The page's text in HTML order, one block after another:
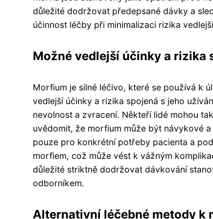
důležité dodržovat předepsané dávky a
účinnost léčby při minimalizaci rizika
Možné vedlejší účinky a rizika
Morfium je silné léčivo, které se používá k
vedlejší účinky a rizika spojená s jeho
nevolnost a zvracení. Někteří lidé mohou
uvědomit, že morfium může být návykové
pouze pro konkrétní potřeby pacienta a
morfiem, což může vést k vážným
důležité striktně dodržovat dávkování
odborníkem.
Alternativní léčebné metody k